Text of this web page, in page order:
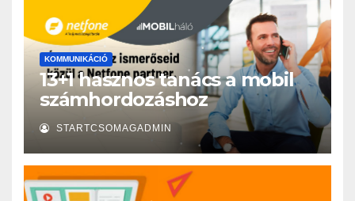
KOMMUNIKÁCIÓ
13+1 hasznos tanács a mobil
számhordozáshoz
STARTCSOMAGADMIN